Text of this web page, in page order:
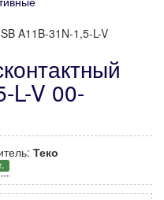
A11B-31N-1,5-L-V
L-V 00-
Теко